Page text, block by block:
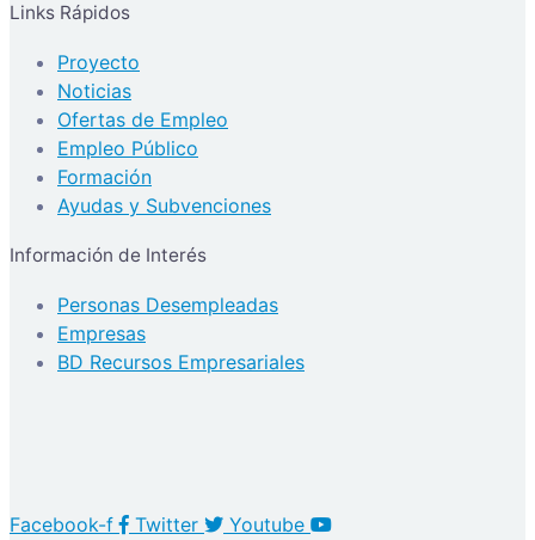
Links Rápidos
Proyecto
Noticias
Ofertas de Empleo
Empleo Público
Formación
Ayudas y Subvenciones
Información de Interés
Personas Desempleadas
Empresas
BD Recursos Empresariales
Facebook-f Twitter
Youtube